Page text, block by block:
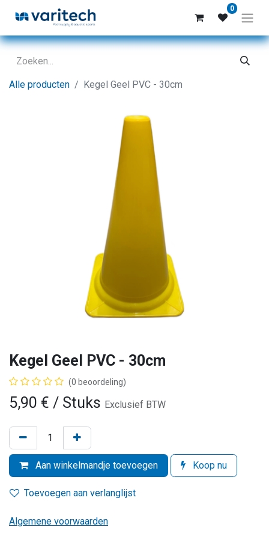
0
Alle producten Kegel Geel PVC - 30cm
Kegel Geel PVC - 30cm
(0 beoordeling)
5,90 € / Stuks Exclusief BTW
Aan winkelmandje toevoegen Koop nu
Toevoegen aan verlanglijst
Algemene voorwaarden